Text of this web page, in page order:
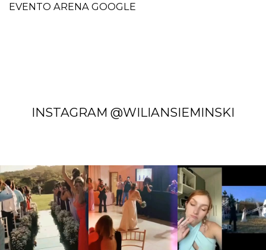
EVENTO ARENA GOOGLE
INSTAGRAM @WILIANSIEMINSKI